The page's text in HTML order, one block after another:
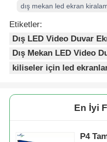
dış mekan led ekran
Etiketler:
Dış LED Video Duvar
Dış Mekan LED Video
kiliseler için led
En İyi
P4